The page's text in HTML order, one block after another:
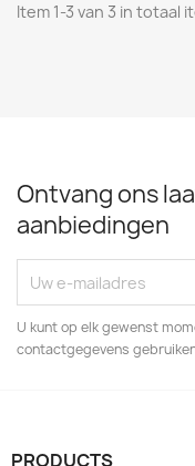
Item 1-3 van 3 in totaal
Ontvang ons
aanbiedingen
U kunt op elk gewenst
contactgegevens
PRODUCTS